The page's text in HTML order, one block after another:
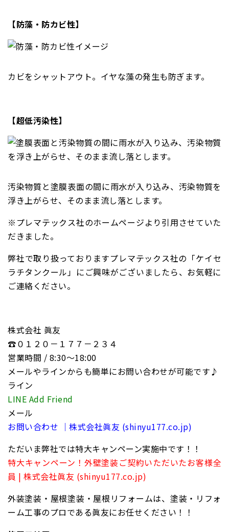
【防藻・防カビ性】
カビをシャットアウト。イヤな藻の発生も防ぎます。
【超低汚染性】
汚染物質と塗膜表面の間に雨水が入り込み、汚染物質を
浮き上がらせ、そのまま流し落とします。
※プレマテックス社のホームページより引用させていた
だきました。
弊社で取り扱っておりますプレマテックス社の「ケイセ
ラチタンクール」にご興味がございましたら、お気軽に
ご連絡ください。
株式会社 眞友
☎０１２０－１７７－２３４
営業時間 / 8:30〜18:00
メールやラインからも簡単にお問い合わせが可能です♪
ライン
LINE Add Friend
メール
お問い合わせ ｜株式会社眞友 (shinyu177.co.jp)
ただいま弊社では特大キャンペーン実施中です！！
特大キャンペーン！外壁塗装ご契約いただいたお客様全
員 | 株式会社眞友 (shinyu177.co.jp)
外装塗装・屋根塗装・屋根リフォームは、塗装・リフォ
ーム工事のプロである眞友にお任せください！！